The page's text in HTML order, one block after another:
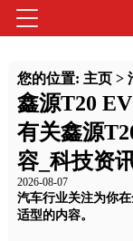
您的位置: 主页>
鑫源T20
有关鑫源
容_科技资
2026-08-07
汽车行业关注为你
适型的内容。